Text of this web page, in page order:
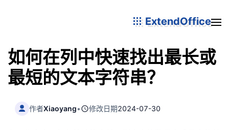
ExtendOffice
如何在列中快速找出最长或
最短的文本字符串？
作者Xiaoyang• 修改日期2024-07-30